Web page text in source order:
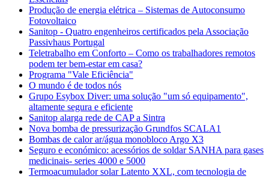
Produção de energia elétrica – Sistemas de Autoconsumo
Fotovoltaico
Sanitop - Quatro engenheiros certificados pela Associação
Passivhaus Portugal
Teletrabalho em Conforto – Como os trabalhadores remotos
podem ter bem-estar em casa?
Programa "Vale Eficiência"
O mundo é de todos nós
Grupo Esybox Diver: uma solução "um só equipamento",
altamente segura e eficiente
Sanitop alarga rede de CAP a Sintra
Nova bomba de pressurização Grundfos SCALA1
Bombas de calor ar/água monobloco Argo X3
Seguro e económico: acessórios de soldar SANHA para gases
medicinais- series 4000 e 5000
Termoacumulador solar Latento XXL, com tecnologia de